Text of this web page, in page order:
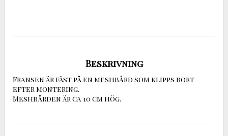
Beskrivning
Fransen är fäst på en meshbård som klipps bort
efter montering.
Meshbården är ca 10 cm hög.